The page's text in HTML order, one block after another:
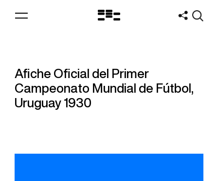
Logo
Afiche Oficial del Primer
Campeonato Mundial de Fútbol,
Uruguay 1930